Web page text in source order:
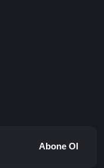
Abone Ol